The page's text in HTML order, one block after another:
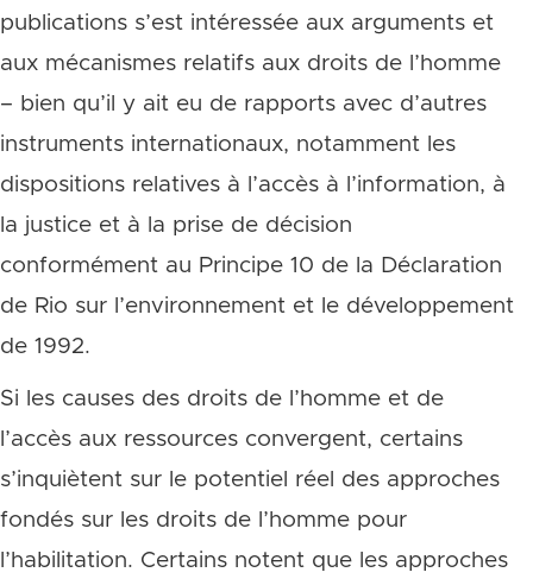
publications s’est intéressée aux arguments et
aux mécanismes relatifs aux droits de l’homme
– bien qu’il y ait eu de rapports avec d’autres
instruments internationaux, notamment les
dispositions relatives à l’accès à l’information, à
la justice et à la prise de décision
conformément au Principe 10 de la Déclaration
de Rio sur l’environnement et le développement
de 1992.
Si les causes des droits de l’homme et de
l’accès aux ressources convergent, certains
s’inquiètent sur le potentiel réel des approches
fondés sur les droits de l’homme pour
l’habilitation. Certains notent que les approches